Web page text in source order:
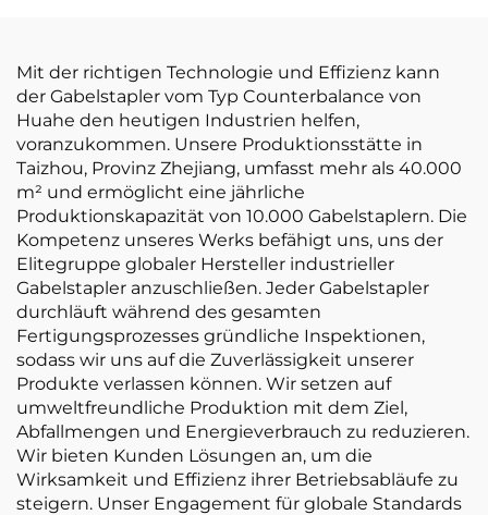
Mit der richtigen Technologie und Effizienz kann
der Gabelstapler vom Typ Counterbalance von
Huahe den heutigen Industrien helfen,
voranzukommen. Unsere Produktionsstätte in
Taizhou, Provinz Zhejiang, umfasst mehr als 40.000
m² und ermöglicht eine jährliche
Produktionskapazität von 10.000 Gabelstaplern. Die
Kompetenz unseres Werks befähigt uns, uns der
Elitegruppe globaler Hersteller industrieller
Gabelstapler anzuschließen. Jeder Gabelstapler
durchläuft während des gesamten
Fertigungsprozesses gründliche Inspektionen,
sodass wir uns auf die Zuverlässigkeit unserer
Produkte verlassen können. Wir setzen auf
umweltfreundliche Produktion mit dem Ziel,
Abfallmengen und Energieverbrauch zu reduzieren.
Wir bieten Kunden Lösungen an, um die
Wirksamkeit und Effizienz ihrer Betriebsabläufe zu
steigern. Unser Engagement für globale Standards